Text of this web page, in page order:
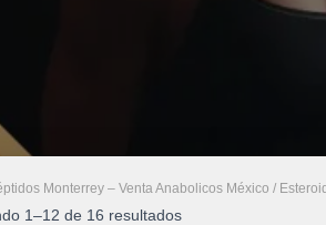
Monterrey – Venta Anabolicos México /
1–12 de 16 resultados